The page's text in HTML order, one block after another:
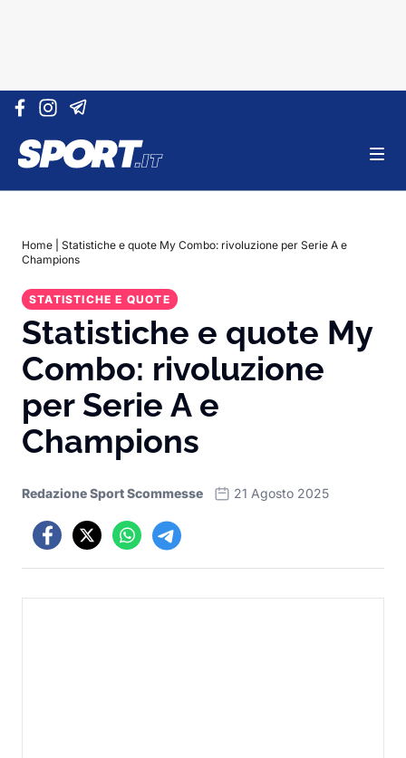
Vai al contenuto
Home
Statistiche e quote My Combo: rivoluzione per Serie A e
Champions
STATISTICHE E QUOTE
Statistiche e quote My
Combo: rivoluzione
per Serie A e
Champions
Redazione Sport Scommesse 21 Agosto 2025